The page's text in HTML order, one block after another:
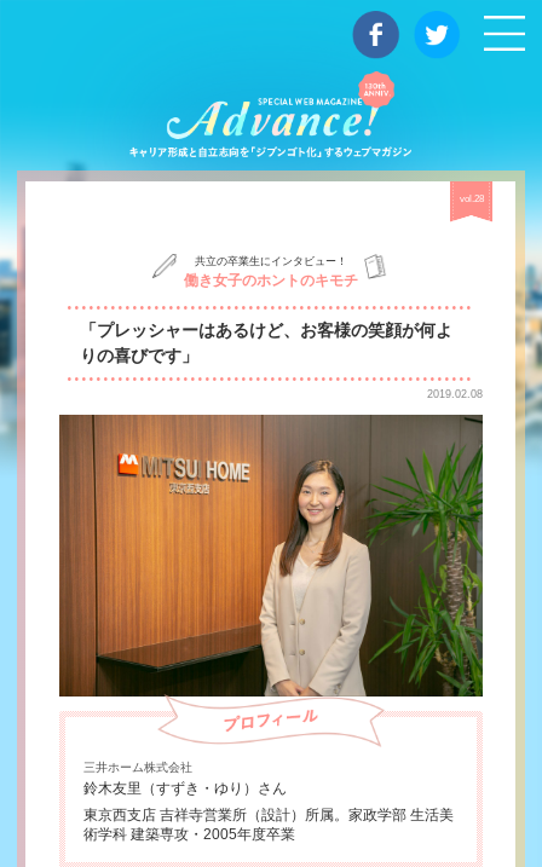
ジン
vol.28
共立の卒業生にインタビュー！
働き女子のホントのキモチ
「プレッシャーはあるけど、お客様の笑顔が何よ
りの喜びです」
2019.02.08
三井ホーム株式会社
鈴木友里（すずき・ゆり）さん
東京西支店 吉祥寺営業所（設計）所属。家政学部 生活美
術学科 建築専攻・2005年度卒業